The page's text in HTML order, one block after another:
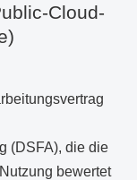
Cloud-
(DSFA), die die
bewertet